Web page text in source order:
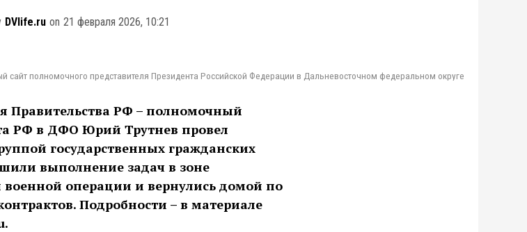
DVlife.ru on 21 февраля 2026, 10:21
сайт полномочного представителя Президента Российской Федерации в Дальневосточном федеральном округе
Правительства РФ – полномочный
РФ в ДФО Юрий Трутнев провел
государственных гражданских
выполнение задач в зоне
операции и вернулись домой по
Подробности – в материале